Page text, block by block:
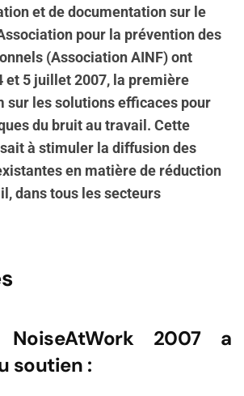
et de documentation sur le
pour la prévention des
(Association AINF) ont
et 5 juillet 2007, la première
sur les solutions efficaces pour
du bruit au travail. Cette
à stimuler la diffusion des
en matière de réduction
dans tous les secteurs
2007 a
soutien :